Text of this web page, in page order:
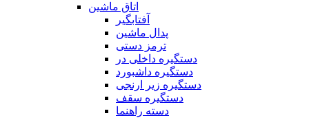
اتاق ماشین
آفتابگیر
پدال ماشین
ترمز دستی
دستگیره داخلی در
دستگیره داشبورد
دستگیره زیر ارنجی
دستگیره سقف
دسته راهنما